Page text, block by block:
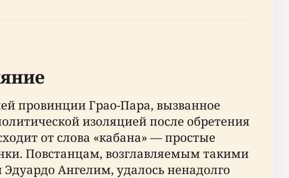
провинции Грао-Пара, вызванное
изоляцией после обретения
от слова «кабана» — простые
Повстанцам, возглавляемым такими
Ангелим, удалось ненадолго